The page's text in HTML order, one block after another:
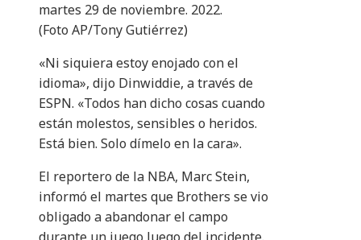
martes 29 de noviembre. 2022.
(Foto AP/Tony Gutiérrez)
«Ni siquiera estoy enojado con el
idioma», dijo Dinwiddie, a través de
ESPN. «Todos han dicho cosas cuando
están molestos, sensibles o heridos.
Está bien. Solo dímelo en la cara».
El reportero de la NBA, Marc Stein,
informó el martes que Brothers se vio
obligado a abandonar el campo